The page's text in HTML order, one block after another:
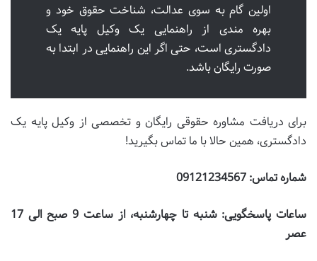
اولین گام به سوی عدالت، شناخت حقوق خود و
بهره مندی از راهنمایی یک وکیل پایه یک
دادگستری است، حتی اگر این راهنمایی در ابتدا به
صورت رایگان باشد.
برای دریافت مشاوره حقوقی رایگان و تخصصی از وکیل پایه یک
دادگستری، همین حالا با ما تماس بگیرید!
شماره تماس: 09121234567
ساعات پاسخگویی: شنبه تا چهارشنبه، از ساعت 9 صبح الی 17
عصر